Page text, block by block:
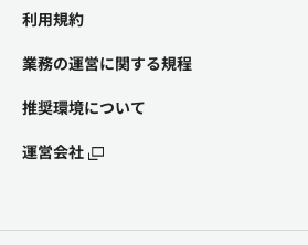
利用規約
業務の運営に関する規程
推奨環境について
運営会社